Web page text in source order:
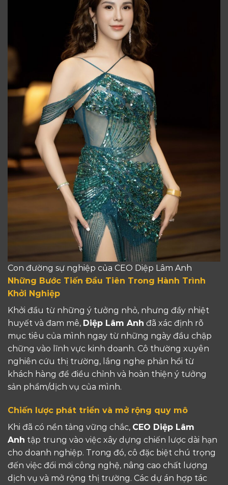
Con đường sự nghiệp của CEO Diệp Lâm Anh
Những Bước Tiến Đầu Tiên Trong Hành Trình
Khởi Nghiệp
Khởi đầu từ những ý tưởng nhỏ, nhưng đầy nhiệt
huyết và đam mê, Diệp Lâm Anh đã xác định rõ
mục tiêu của mình ngay từ những ngày đầu chập
chững vào lĩnh vực kinh doanh. Cô thường xuyên
nghiên cứu thị trường, lắng nghe phản hồi từ
khách hàng để điều chỉnh và hoàn thiện ý tưởng
sản phẩm/dịch vụ của mình.
Chiến lược phát triển và mở rộng quy mô
Khi đã có nền tảng vững chắc, CEO Diệp Lâm
Anh tập trung vào việc xây dựng chiến lược dài hạn
cho doanh nghiệp. Trong đó, cô đặc biệt chú trọng
đến việc đổi mới công nghệ, nâng cao chất lượng
dịch vụ và mở rộng thị trường. Các dự án hợp tác